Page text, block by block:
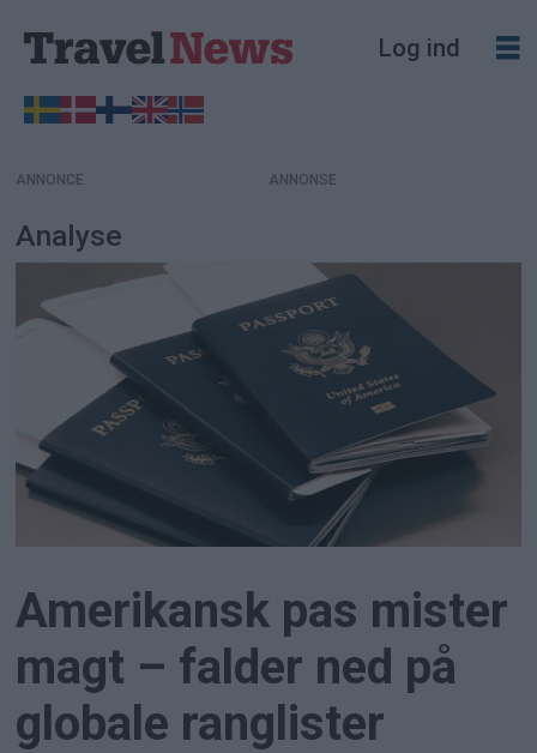
Log ind
ANNONCE
Analyse
Amerikansk pas mister
magt – falder ned på
globale ranglister